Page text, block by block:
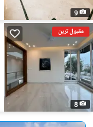
9
مقبول ترین
8